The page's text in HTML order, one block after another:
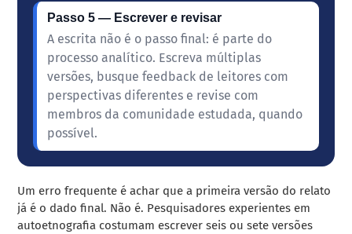
Passo 5 — Escrever e revisar
A escrita não é o passo final: é parte do
processo analítico. Escreva múltiplas
versões, busque feedback de leitores com
perspectivas diferentes e revise com
membros da comunidade estudada, quando
possível.
Um erro frequente é achar que a primeira versão do relato
já é o dado final. Não é. Pesquisadores experientes em
autoetnografia costumam escrever seis ou sete versões